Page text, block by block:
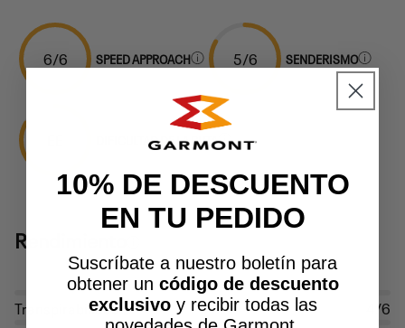
6/6 SPEED APPROACH 5/6 SENDERISMO
DIFICULTAD DE LA RUTA
Rendimiento
Transpirabilidad
4/6
10% DE DESCUENTO
EN TU PEDIDO
Suscríbate a nuestro boletín para
obtener un código de descuento
exclusivoy recibir todas las